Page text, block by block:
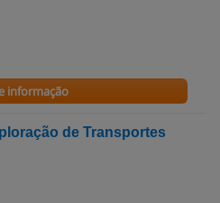
informação
de Transportes